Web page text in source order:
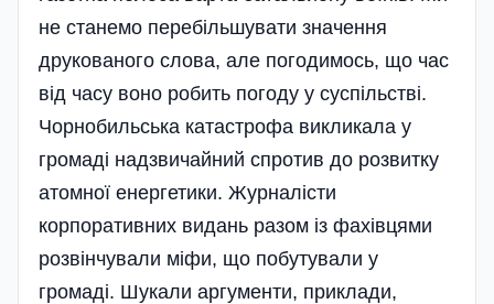
не станемо перебільшувати значення
друкованого слова, але погодимось, що час
від часу воно робить погоду у суспільстві.
Чорнобильська катастрофа викликала у
громаді надзвичайний спро­тив до розвитку
атомної енергетики. Журналісти
корпоративних видань разом із фахівцями
розвінчували міфи, що побутували у
громаді. Шукали аргументи, приклади,